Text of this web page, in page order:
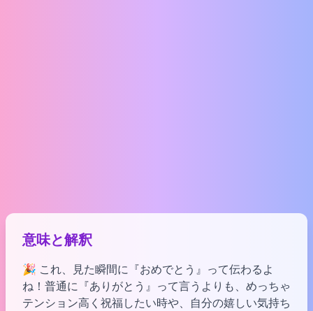
意味と解釈
🎉 これ、見た瞬間に『おめでとう』って伝わるよ
ね！普通に『ありがとう』って言うよりも、めっちゃ
テンション高く祝福したい時や、自分の嬉しい気持ち